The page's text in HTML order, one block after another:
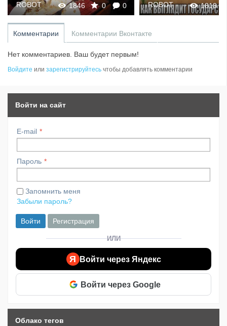
1846 0 0
ROBOT 1818
ROBOT
Комментарии Комментарии Вконтакте
Нет комментариев. Ваш будет первым!
Войдите или зарегистрируйтесь чтобы добавлять комментарии
Войти на сайт
E-mail
Пароль
Запомнить меня
Забыли пароль?
Войти Регистрация
ИЛИ
Я Войти через Яндекс
Войти через Google
Облако тегов